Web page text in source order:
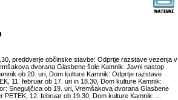
preddverje občinske stavbe: Odprtje razstave vezenja v
dvorana Glasbene šole Kamnik: Javni nastop
ob 20. uri, Dom kulture Kamnik: Odprtje razstave
11. februar ob 17. uri in 18.30, Dom kulture Kamnik:
Sneguljčica ob 19. uri, Vremšakova dvorana Glasbene
PETEK, 12. februar ob 19.30, Dom kulture Kamnik: ...